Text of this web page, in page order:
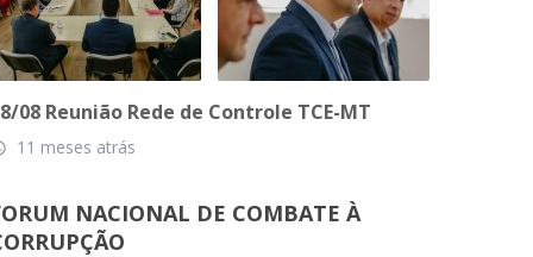
08 Reunião Rede de Controle TCE-MT
11 meses atrás
NACIONAL DE COMBATE À